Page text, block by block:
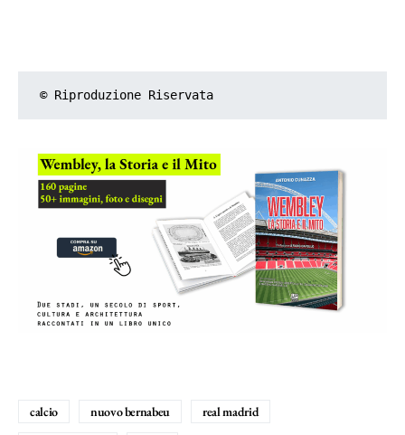
© Riproduzione Riservata
calcio nuovo bernabeu
real madrid